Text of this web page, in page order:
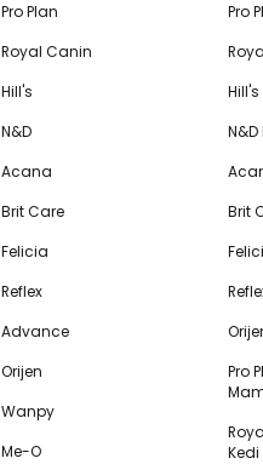
Pro Plan
Royal Canin
Hill's
N&D
Acana
Brit Care
Felicia
Reflex
Advance
Orijen
Wanpy
Me-O
Pro
Brit
Pro